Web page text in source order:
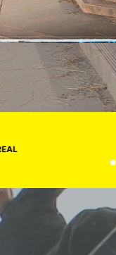
AKIRA OZAWA / 尾澤 彰